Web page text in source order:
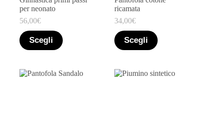
per neonato
56,00€
Scegli
ricamata
34,00€
Scegli